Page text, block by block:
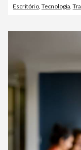
Escritório Tecnologia